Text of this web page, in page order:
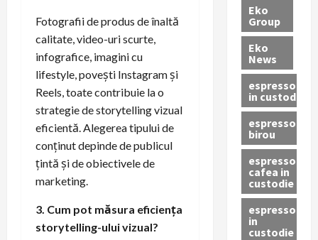
Fotografii de produs de înaltă
calitate, video-uri scurte,
infografice, imagini cu
lifestyle, povești Instagram și
Reels, toate contribuie la o
strategie de storytelling vizual
eficientă. Alegerea tipului de
conținut depinde de publicul
țintă și de obiectivele de
marketing.
3. Cum pot măsura eficiența
storytelling-ului vizual?
Eko
Group
Eko
News
espressoare
in custodie
espressor
birou
espressor
cafea in
custodie
espressor
in
custodie